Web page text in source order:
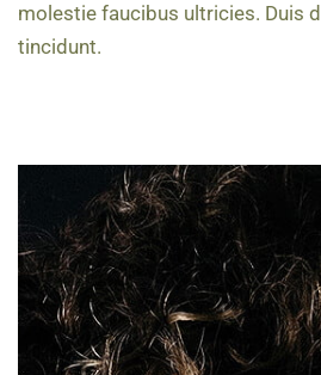
molestie faucibus ultricies. Duis
tincidunt.